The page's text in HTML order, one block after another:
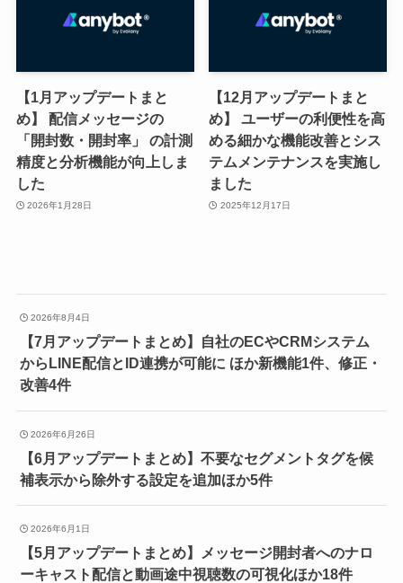
【1月アップデートまと
め】 配信メッセージの
「開封数・開封率」 の計測
精度と分析機能が向上しま
した
2026年1月28日
【12月アップデートまと
め】 ユーザーの利便性を高
める細かな機能改善とシス
テムメンテナンスを実施し
ました
2025年12月17日
2026年8月4日
【7月アップデートまとめ】自社のECやCRMシステム
からLINE配信とID連携が可能に ほか新機能1件、修正・
改善4件
2026年6月26日
【6月アップデートまとめ】不要なセグメントタグを候
補表示から除外する設定を追加ほか5件
2026年6月1日
【5月アップデートまとめ】メッセージ開封者へのナロ
ーキャスト配信と動画途中視聴数の可視化ほか18件